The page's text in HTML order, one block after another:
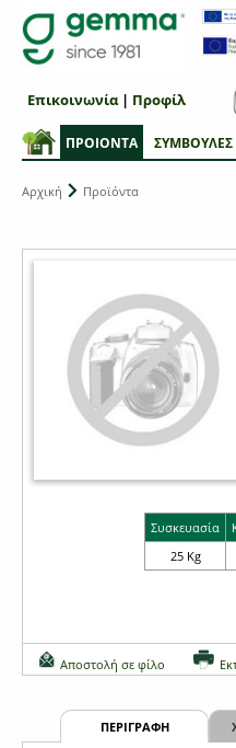
ΠΡΟΙΟΝΤΑ
Επικοινωνία| Προφίλ
Αρχική Προϊόντα
Συσκευασία
25 Kg
Αποστολή σε φίλο
ΠΕΡΙΓΡΑΦΗ